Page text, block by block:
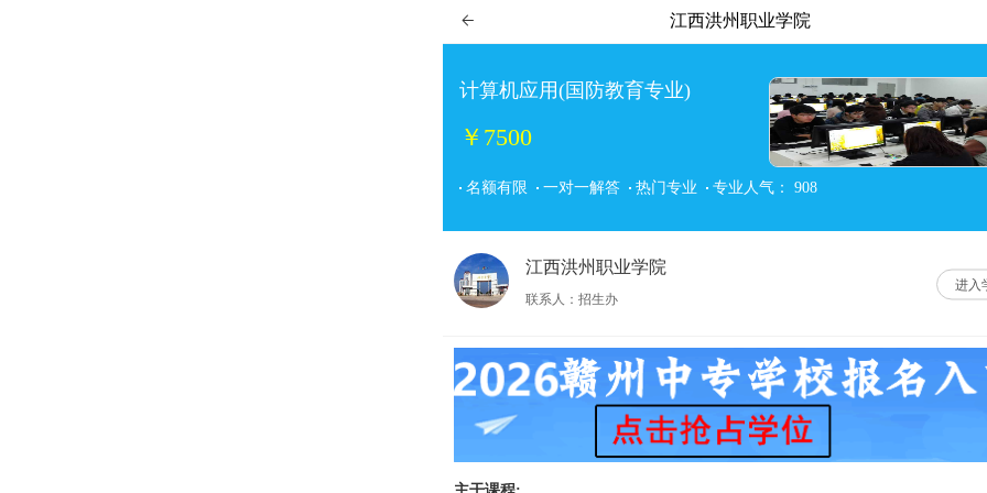
 江西洪州职业学院
计算机应用(国防教育专业)
￥7500
名额有限 一对一解答 热门专业 专业人气： 908
江西洪州职业学院
联系人：招生办
进入